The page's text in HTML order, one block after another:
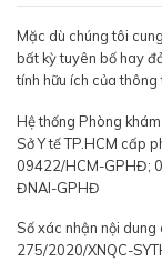
Mặc dù chúng tôi
bất kỳ tuyên bố hay
tính hữu ích của thông
Hệ thống Phòng
Sở Y tế TP.HCM cấp
09422/HCM-GPHĐ;
ĐNAI-GPHĐ
Số xác nhận nội
275/2020/XNQC-